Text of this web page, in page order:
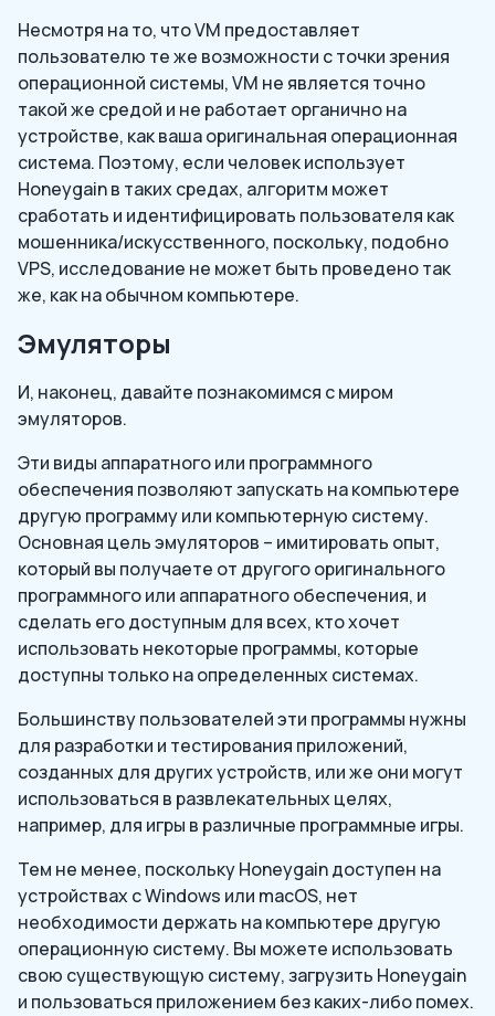
Несмотря на то, что VM предоставляет
пользователю те же возможности с точки зрения
операционной системы, VM не является точно
такой же средой и не работает органично на
устройстве, как ваша оригинальная операционная
система. Поэтому, если человек использует
Honeygain в таких средах, алгоритм может
сработать и идентифицировать пользователя как
мошенника/искусственного, поскольку, подобно
VPS, исследование не может быть проведено так
же, как на обычном компьютере.
Эмуляторы
И, наконец, давайте познакомимся с миром
эмуляторов.
Эти виды аппаратного или программного
обеспечения позволяют запускать на компьютере
другую программу или компьютерную систему.
Основная цель эмуляторов – имитировать опыт,
который вы получаете от другого оригинального
программного или аппаратного обеспечения, и
сделать его доступным для всех, кто хочет
использовать некоторые программы, которые
доступны только на определенных системах.
Большинству пользователей эти программы нужны
для разработки и тестирования приложений,
созданных для других устройств, или же они могут
использоваться в развлекательных целях,
например, для игры в различные программные игры.
Тем не менее, поскольку Honeygain доступен на
устройствах с Windows или macOS, нет
необходимости держать на компьютере другую
операционную систему. Вы можете использовать
свою существующую систему, загрузить Honeygain
и пользоваться приложением без каких-либо помех.